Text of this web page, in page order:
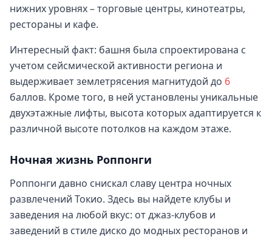
нижних уровнях – торговые центры, кинотеатры,
рестораны и кафе.
Интересный факт: башня была спроектирована с
учетом сейсмической активности региона и
выдерживает землетрясения магнитудой до 6
баллов. Кроме того, в ней установлены уникальные
двухэтажные лифты, высота которых адаптируется к
различной высоте потолков на каждом этаже.
Ночная жизнь Роппонги
Роппонги давно снискал славу центра ночных
развлечений Токио. Здесь вы найдете клубы и
заведения на любой вкус: от джаз-клубов и
заведений в стиле диско до модных ресторанов и